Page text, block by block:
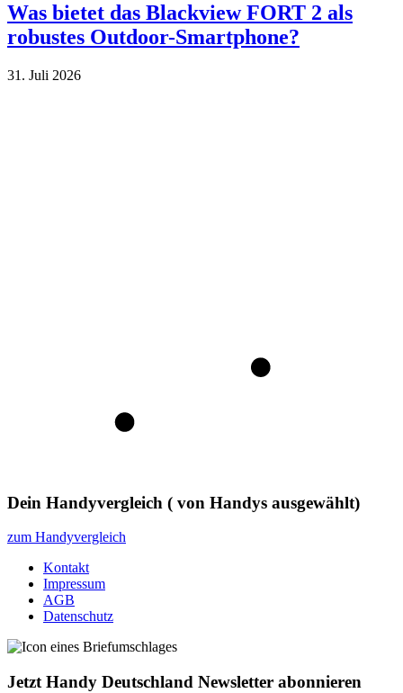
Was bietet das Blackview FORT 2 als
robustes Outdoor-Smartphone?
31. Juli 2026
Dein Handyvergleich ( von Handys ausgewählt)
zum Handyvergleich
Kontakt
Impressum
AGB
Datenschutz
Jetzt Handy Deutschland Newsletter abonnieren